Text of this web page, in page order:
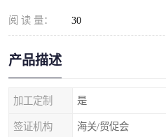
阅 读 量： 30
产品描述
加工定制 是
签证机构 海关/贸促会